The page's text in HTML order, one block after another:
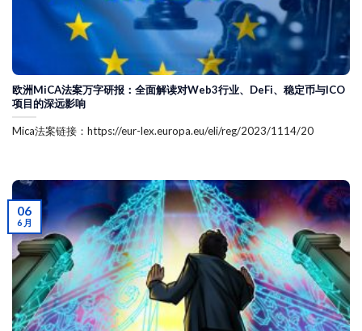
欧洲MiCA法案万字研报：全面解读对Web3行业、DeFi、稳定币与ICO
项目的深远影响
Mica法案链接：https://eur-lex.europa.eu/eli/reg/2023/1114/20
06
6 月